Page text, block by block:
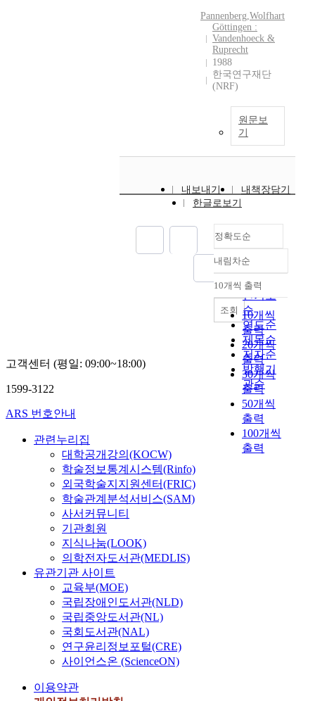
Pannenberg,Wolfhart
Göttingen :
Vandenhoeck &
Ruprecht
1988
한국연구재단
(NRF)
원문보
기
내보내기
내책장담기
한글로보기
정확도순
정확도
순
인기도
순
연도순
제목순
저자순
발행기
관순
내림차순
내림차순
10개씩 출력
10개씩
출력
20개씩
출력
30개씩
출력
50개씩
출력
100개씩
출력
조회
고객센터 (평일: 09:00~18:00)
1599-3122
ARS 번호안내
관련누리집
대학공개강의(KOCW)
학술정보통계시스템(Rinfo)
외국학술지지원센터(FRIC)
학술관계분석서비스(SAM)
사서커뮤니티
기관회원
지식나눔(LOOK)
의학전자도서관(MEDLIS)
유관기관 사이트
교육부(MOE)
국립장애인도서관(NLD)
국립중앙도서관(NL)
국회도서관(NAL)
연구윤리정보포털(CRE)
사이언스온 (ScienceON)
이용약관